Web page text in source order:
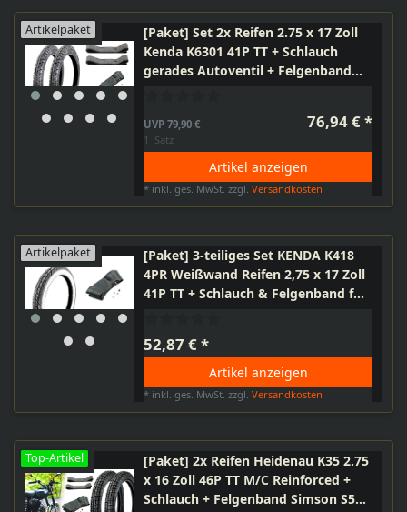
Artikelpaket
[Paket] Set 2x Reifen 2.75 x 17 Zoll
Kenda K6301 41P TT + Schlauch
gerades Autoventil + Felgenband
Moped Motorrad Mofa
UVP 79,90 € 76,94 € *
1 Satz
Artikel anzeigen
* inkl. ges. MwSt. zzgl.Versandkosten
Artikelpaket
[Paket] 3-teiliges Set KENDA K418
4PR Weißwand Reifen 2,75 x 17 Zoll
41P TT + Schlauch & Felgenband für
52,87 € *
Artikel anzeigen
* inkl. ges. MwSt. zzgl.Versandkosten
Top-Artikel
[Paket] 2x Reifen Heidenau K35 2.75
x 16 Zoll 46P TT M/C Reinforced +
Schlauch + Felgenband Simson S50,